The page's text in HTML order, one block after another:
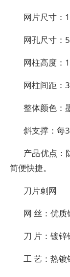
网片尺寸：
网孔尺寸：
网柱高度：
网柱间距：
整体颜色：
斜支撑：每
产品优点：
简便快捷。
刀片刺网
网 丝：优质
刀 片：镀锌
工 艺：热镀